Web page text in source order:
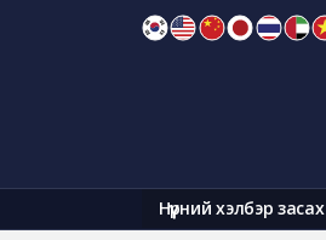
Нүүрний хэлбэр засах